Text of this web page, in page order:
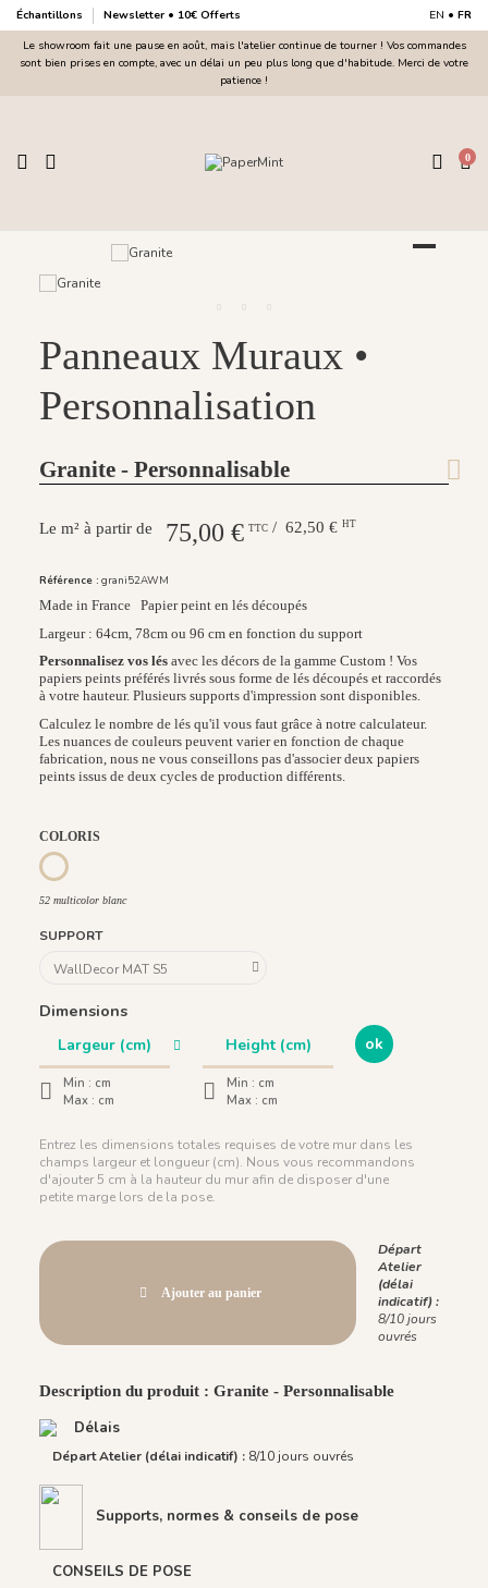
Échantillons Newsletter • 10€ Offerts EN • FR
Le showroom fait une pause en août, mais l'atelier continue de tourner ! Vos commandes
sont bien prises en compte, avec un délai un peu plus long que d'habitude. Merci de votre
patience !
0
Panneaux Muraux •
Personnalisation
Granite - Personnalisable
75,00 € TTC / 62,50 € HT
Référence : grani52AWM
Made in France Papier peint en lés découpés
Largeur : 64cm, 78cm ou 96 cm en fonction du support
Personnalisez vos lés avec les décors de la gamme Custom ! Vos
papiers peints préférés livrés sous forme de lés découpés et raccordés
à votre hauteur. Plusieurs supports d'impression sont disponibles.
Calculez le nombre de lés qu'il vous faut grâce à notre calculateur.
Les nuances de couleurs peuvent varier en fonction de chaque
fabrication, nous ne vous conseillons pas d'associer deux papiers
peints issus de deux cycles de production différents.
COLORIS
52 multicolor blanc
52 multicolor blanc
SUPPORT
Dimensions
Min : cm
Max : cm
Min : cm
Max : cm
ok
Entrez les dimensions totales requises de votre mur dans les
champs largeur et longueur (cm). Nous vous recommandons
d'ajouter 5 cm à la hauteur du mur afin de disposer d'une
petite marge lors de la pose.
Ajouter au panier
Départ
Atelier
(délai
indicatif) :
8/10 jours
ouvrés
Description du produit : Granite - Personnalisable
Délais
Départ Atelier (délai indicatif) : 8/10 jours ouvrés
Supports, normes & conseils de pose
CONSEILS DE POSE